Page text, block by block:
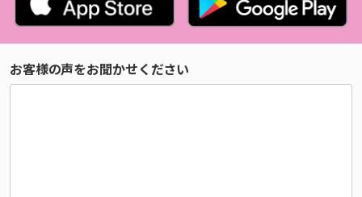
お客様の声をお聞かせください